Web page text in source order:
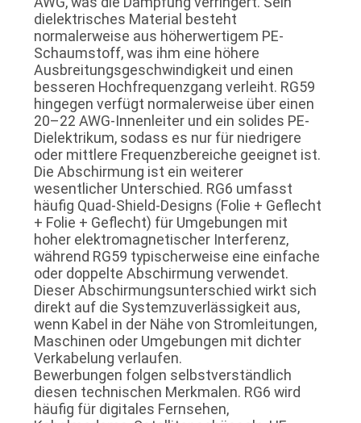
dielektrisches Material besteht
normalerweise aus höherwertigem PE-
Schaumstoff, was ihm eine höhere
Ausbreitungsgeschwindigkeit und einen
besseren Hochfrequenzgang verleiht. RG59
hingegen verfügt normalerweise über einen
20–22 AWG-Innenleiter und ein solides PE-
Dielektrikum, sodass es nur für niedrigere
oder mittlere Frequenzbereiche geeignet ist.
Die Abschirmung ist ein weiterer
wesentlicher Unterschied. RG6 umfasst
häufig Quad-Shield-Designs (Folie + Geflecht
+ Folie + Geflecht) für Umgebungen mit
hoher elektromagnetischer Interferenz,
während RG59 typischerweise eine einfache
oder doppelte Abschirmung verwendet.
Dieser Abschirmungsunterschied wirkt sich
direkt auf die Systemzuverlässigkeit aus,
wenn Kabel in der Nähe von Stromleitungen,
Maschinen oder Umgebungen mit dichter
Verkabelung verlaufen.
Bewerbungen folgen selbstverständlich
diesen technischen Merkmalen. RG6 wird
häufig für digitales Fernsehen,